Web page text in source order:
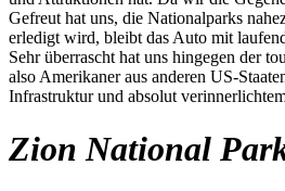
Gefreut hat uns, die Nationalparks
erledigt wird, bleibt das Auto mit
Sehr überrascht hat uns hingegen der
also Amerikaner aus anderen US-
Infrastruktur und absolut
Zion National